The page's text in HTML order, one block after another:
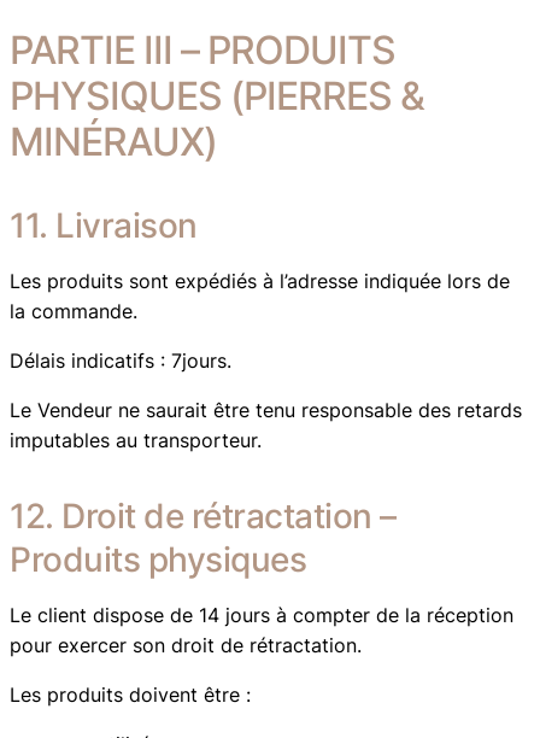
PARTIE III – PRODUITS
PHYSIQUES (PIERRES &
MINÉRAUX)
11. Livraison
Les produits sont expédiés à l’adresse indiquée lors de
la commande.
Délais indicatifs : 7jours.
Le Vendeur ne saurait être tenu responsable des retards
imputables au transporteur.
12. Droit de rétractation –
Produits physiques
Le client dispose de 14 jours à compter de la réception
pour exercer son droit de rétractation.
Les produits doivent être :